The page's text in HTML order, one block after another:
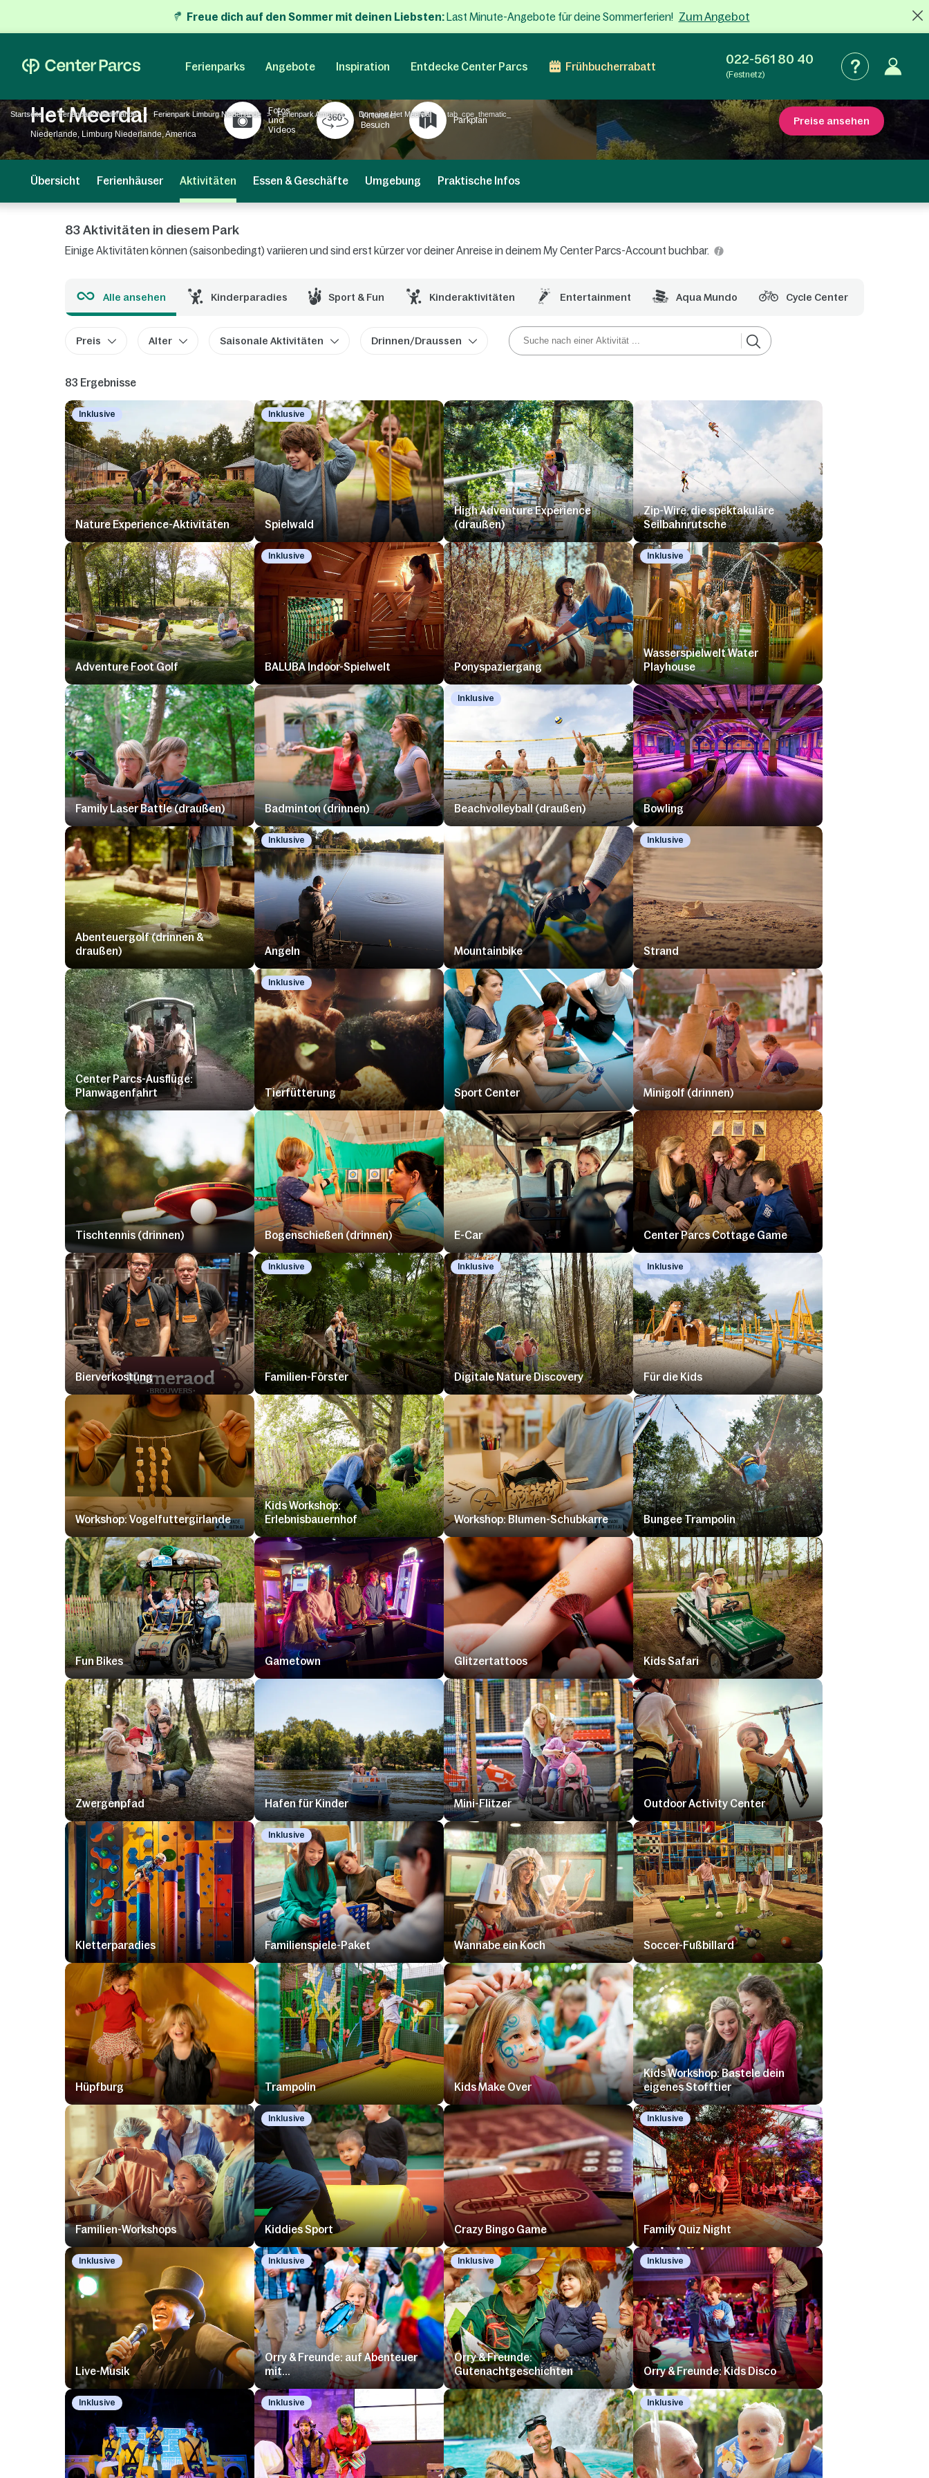
Freue dich auf den Sommer mit deinen Liebsten: Last Minute-Angebote für deine Sommerferien! Zum Angebot
Ferienparks Angebote Inspiration Entdecke Center Parcs Frühbucherrabatt 022-561 80 40
(Festnetz)
Startseite Ferienpark Niederlande Ferienpark Limburg Niederlande Ferienpark America Domaine Het Meerdal tab_cpe_thematic_
Het Meerdal
Niederlande, Limburg Niederlande, America
Fotos
und
Videos
Virtueller
Besuch
Parkplan Preise ansehen
Übersicht Ferienhäuser Aktivitäten Essen & Geschäfte Umgebung Praktische Infos
83 Aktivitäten in diesem Park
Einige Aktivitäten können (saisonbedingt) variieren und sind erst kürzer vor deiner Anreise in deinem My Center Parcs-Account buchbar.
Alle ansehen Kinderparadies Sport & Fun Kinderaktivitäten Entertainment Aqua Mundo Cycle Center
Preis Alter Saisonale Aktivitäten Drinnen/Draussen
83 Ergebnisse
Inklusive
Nature Experience-Aktivitäten
Inklusive
Spielwald
High Adventure Experience
(draußen)
Zip-Wire, die spektakuläre
Seilbahnrutsche
Adventure Foot Golf
Inklusive
BALUBA Indoor-Spielwelt Ponyspaziergang
Inklusive
Wasserspielwelt Water
Playhouse
Family Laser Battle (draußen) Badminton (drinnen)
Inklusive
Beachvolleyball (draußen) Bowling
Abenteuergolf (drinnen &
draußen)
Inklusive
Angeln Mountainbike
Inklusive
Strand
Center Parcs-Ausflüge:
Planwagenfahrt
Inklusive
Tierfütterung Sport Center Minigolf (drinnen)
Tischtennis (drinnen) Bogenschießen (drinnen) E-Car Center Parcs Cottage Game
Bierverkostung
Inklusive
Familien-Förster
Inklusive
Digitale Nature Discovery
Inklusive
Für die Kids
Workshop: Vogelfuttergirlande
Kids Workshop:
Erlebnisbauernhof
Workshop: Blumen-Schubkarre Bungee Trampolin
Fun Bikes Gametown Glitzertattoos Kids Safari
Zwergenpfad Hafen für Kinder Mini-Flitzer Outdoor Activity Center
Kletterparadies
Inklusive
Familienspiele-Paket Wannabe ein Koch Soccer-Fußbillard
Hüpfburg Trampolin Kids Make Over
Kids Workshop: Bastele dein
eigenes Stofftier
Familien-Workshops
Inklusive
Kiddies Sport Crazy Bingo Game
Inklusive
Family Quiz Night
Inklusive
Live-Musik
Inklusive
Orry & Freunde: auf Abenteuer
mit...
Inklusive
Orry & Freunde:
Gutenachtgeschichten
Inklusive
Orry & Freunde: Kids Disco
Inklusive Inklusive Inklusive